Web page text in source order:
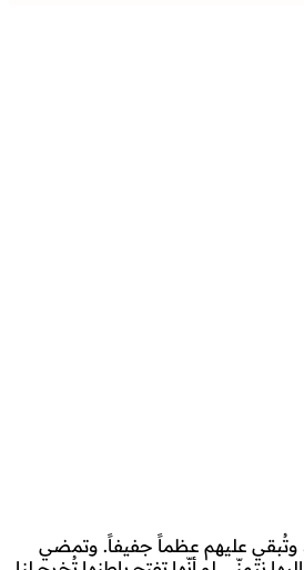
وتُبقي عليهم عظماً جفيفاً. وتمضي